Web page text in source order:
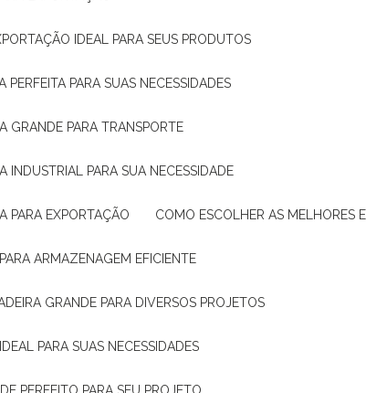
IDEAL PARA SEUS PRODUTOS
PERFEITA PARA SUAS NECESSIDADES
GRANDE PARA TRANSPORTE
INDUSTRIAL PARA SUA NECESSIDADE
PARA EXPORTAÇÃO COMO ESCOLHER AS MELHORES
ARMAZENAGEM EFICIENTE
GRANDE PARA DIVERSOS PROJETOS
PARA SUAS NECESSIDADES